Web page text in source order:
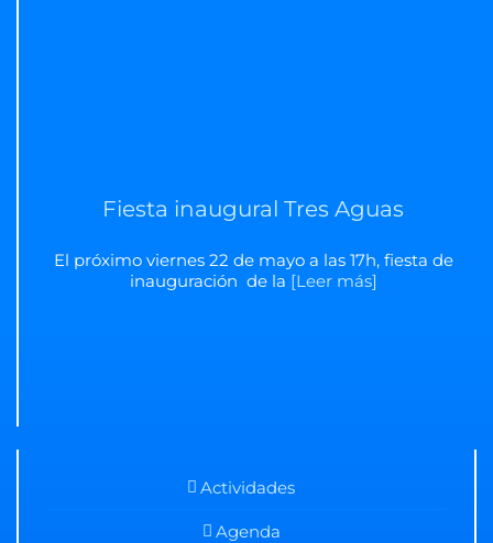
Fiesta inaugural Tres Aguas
El próximo viernes 22 de mayo a las 17h, fiesta de
inauguración de la [Leer más]
Actividades
Agenda